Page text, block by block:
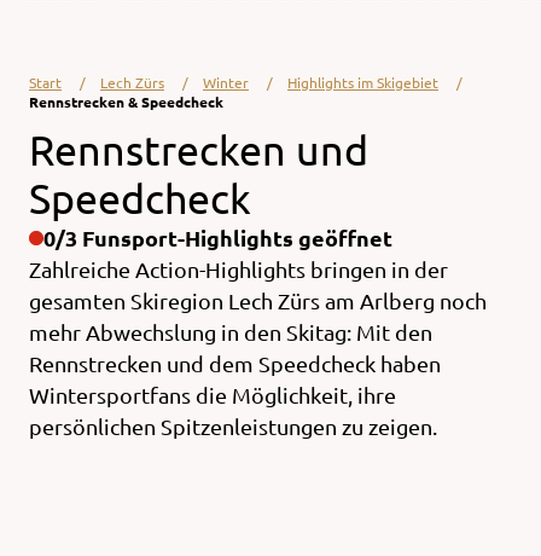
Start Lech Zürs Winter
Highlights im Skigebiet
Rennstrecken & Speedcheck
Rennstrecken und
Speedcheck
0/3 Funsport-Highlights geöffnet
Zahlreiche Action-Highlights bringen in der
gesamten Skiregion Lech Zürs am Arlberg noch
mehr Abwechslung in den Skitag: Mit den
Rennstrecken und dem Speedcheck haben
Wintersportfans die Möglichkeit, ihre
persönlichen Spitzenleistungen zu zeigen.